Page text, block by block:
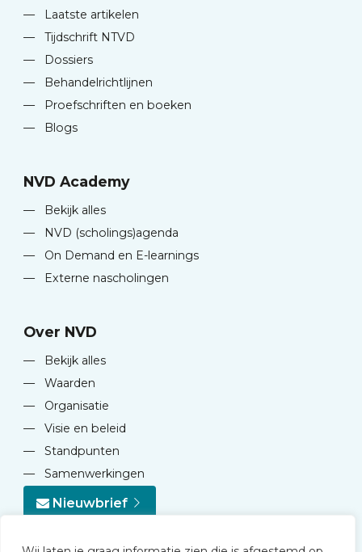
—
Laatste artikelen
—
Tijdschrift NTVD
—
Dossiers
—
Behandelrichtlijnen
—
Proefschriften en boeken
—
Blogs
NVD Academy
—
Bekijk alles
—
NVD (scholings)agenda
—
On Demand en E-learnings
—
Externe nascholingen
Over NVD
—
Bekijk alles
—
Waarden
—
Organisatie
—
Visie en beleid
—
Standpunten
—
Samenwerkingen
Nieuwbrief